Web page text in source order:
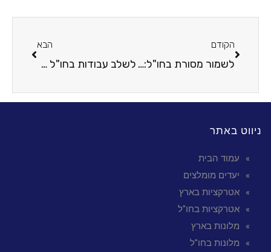
הקודם
לשמור מסורת בחו"ל: אילו פריטים מיוחדים צריך לארוז כשיוצאים לחופשה?
הבא
לשלב עבודות בחו"ל עם הנאה: אטרקציות בארה"ב שאסור לפספס
ניווט באתר
עמוד הבית
יעדים מומלצים
אטרקציות בארץ
אטרקציות בחו"ל
מלונות בארץ
מלונות בחו"ל